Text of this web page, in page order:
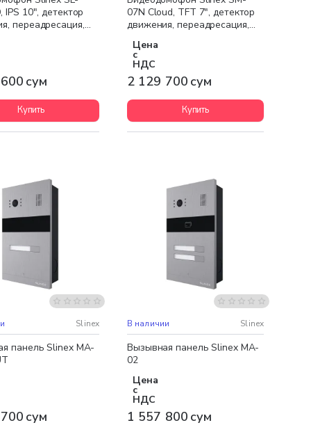
IPS 10", детектор
переадресация,
сум
Купить
07N Cloud, TFT 7", детектор
движения, переадресация,
Цена
с
НДС
2 129 700 сум
Купить
доставка Slinex
панель Slinex MA-
сум
Бесплатная доставка
В наличии Slinex
Вызывная панель Slinex MA-
02
Цена
с
НДС
1 557 800 сум